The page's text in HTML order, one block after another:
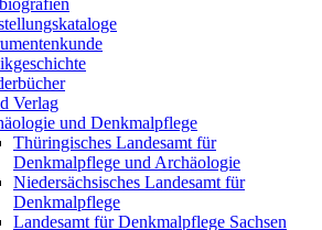
Verlag
und Denkmalpflege
Thüringisches Landesamt für
Denkmalpflege und Archäologie
Niedersächsisches Landesamt für
Denkmalpflege
Landesamt für Denkmalpflege Sachsen